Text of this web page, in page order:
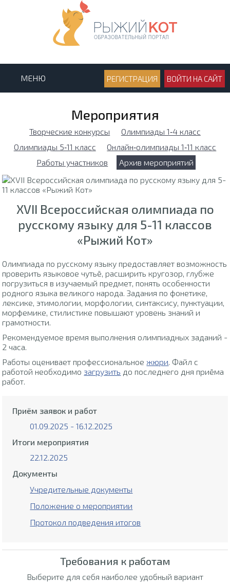
МЕНЮ РЕГИСТРАЦИЯ ВОЙТИ НА САЙТ
Мероприятия
Творческие конкурсы
Олимпиады 1‑4 класс
Олимпиады 5‑11 класс
Онлайн‑олимпиады 1‑11 класс
Работы участников
Архив мероприятий
XVII Всероссийская олимпиада по
русскому языку для 5-11 классов
«Рыжий Кот»
Олимпиада по русскому языку предоставляет возможность
проверить языковое чутьё, расширить кругозор, глубже
погрузиться в изучаемый предмет, понять особенности
родного языка великого народа. Задания по фонетике,
лексике, этимологии, морфологии, синтаксису, пунктуации,
морфемике, стилистике повышают уровень знаний и
грамотности.
Рекомендуемое время выполнения олимпиадных заданий -
2 часа.
Работы оценивает профессиональное жюри. Файл с
работой необходимо загрузить до последнего дня приёма
работ.
Приём заявок и работ
01.09.2025 - 16.12.2025
Итоги мероприятия
22.12.2025
Документы
Учредительные документы
Положение о мероприятии
Протокол подведения итогов
Требования к работам
Выберите для себя наиболее удобный вариант